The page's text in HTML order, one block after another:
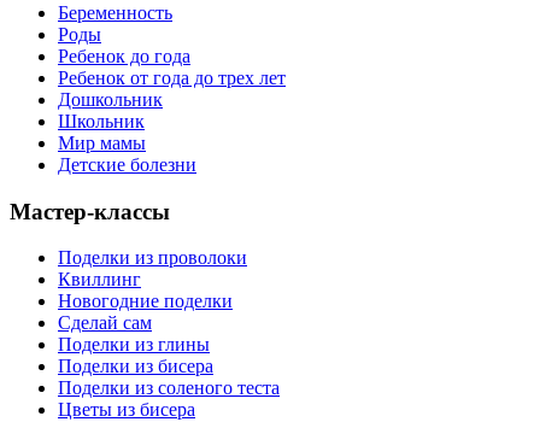
Беременность
Роды
Ребенок до года
Ребенок от года до трех лет
Дошкольник
Школьник
Мир мамы
Детские болезни
Мастер-классы
Поделки из проволоки
Квиллинг
Новогодние поделки
Сделай сам
Поделки из глины
Поделки из бисера
Поделки из соленого теста
Цветы из бисера